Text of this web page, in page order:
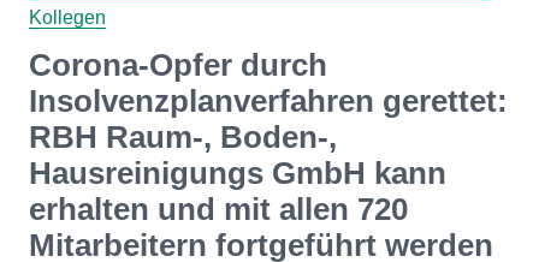
Kollegen
Corona-Opfer durch
Insolvenzplanverfahren gerettet:
RBH Raum-, Boden-,
Hausreinigungs GmbH kann
erhalten und mit allen 720
Mitarbeitern fortgeführt werden